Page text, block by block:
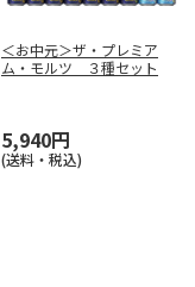
＜お中元＞ザ・プレミア
ム・モルツ ３種セット
5,940円
(送料・税込)